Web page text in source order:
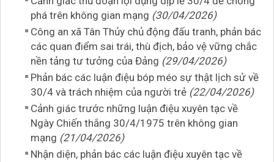
phá trên không gian mạng (30/04/2026)
Công an xã Tân Thủy chủ động đấu tranh, phản bác
các quan điểm sai trái, thù địch, bảo vệ vững chắc
nền tảng tư tưởng của Đảng (29/04/2026)
Phản bác các luận điệu bóp méo sự thật lịch sử về
30/4 và trách nhiệm của người trẻ (22/04/2026)
Cảnh giác trước những luận điệu xuyên tạc về
Ngày Chiến thắng 30/4/1975 trên không gian
mạng (21/04/2026)
Nhận diện, phản bác các luận điệu xuyên tạc về